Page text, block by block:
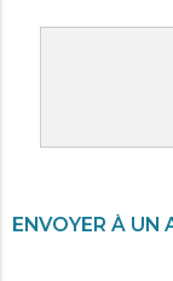
ENVOYER À UN